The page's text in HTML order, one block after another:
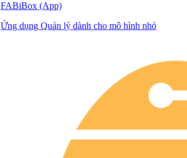
FABiBox (App)
Ứng dụng Quản lý dành cho mô hình nhỏ